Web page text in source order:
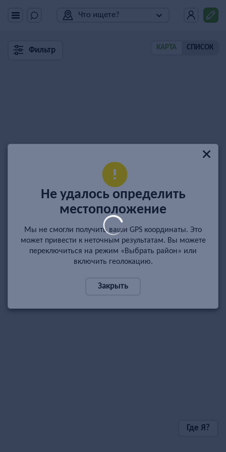
Что ищете?
Где Я?
Фильтр КАРТА СПИСОК
Не удалось определить
местоположение
Мы не смогли получить ваши GPS координаты. Это
может привести к неточным результатам. Вы можете
переключиться на режим «Выбрать район» или
включить геолокацию.
Закрыть